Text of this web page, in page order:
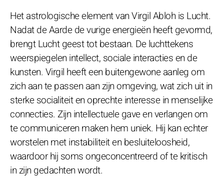
Het astrologische element van Virgil Abloh is Lucht.
Nadat de Aarde de vurige energieën heeft gevormd,
brengt Lucht geest tot bestaan. De luchttekens
weerspiegelen intellect, sociale interacties en de
kunsten. Virgil heeft een buitengewone aanleg om
zich aan te passen aan zijn omgeving, wat zich uit in
sterke socialiteit en oprechte interesse in menselijke
connecties. Zijn intellectuele gave en verlangen om
te communiceren maken hem uniek. Hij kan echter
worstelen met instabiliteit en besluiteloosheid,
waardoor hij soms ongeconcentreerd of te kritisch
in zijn gedachten wordt.